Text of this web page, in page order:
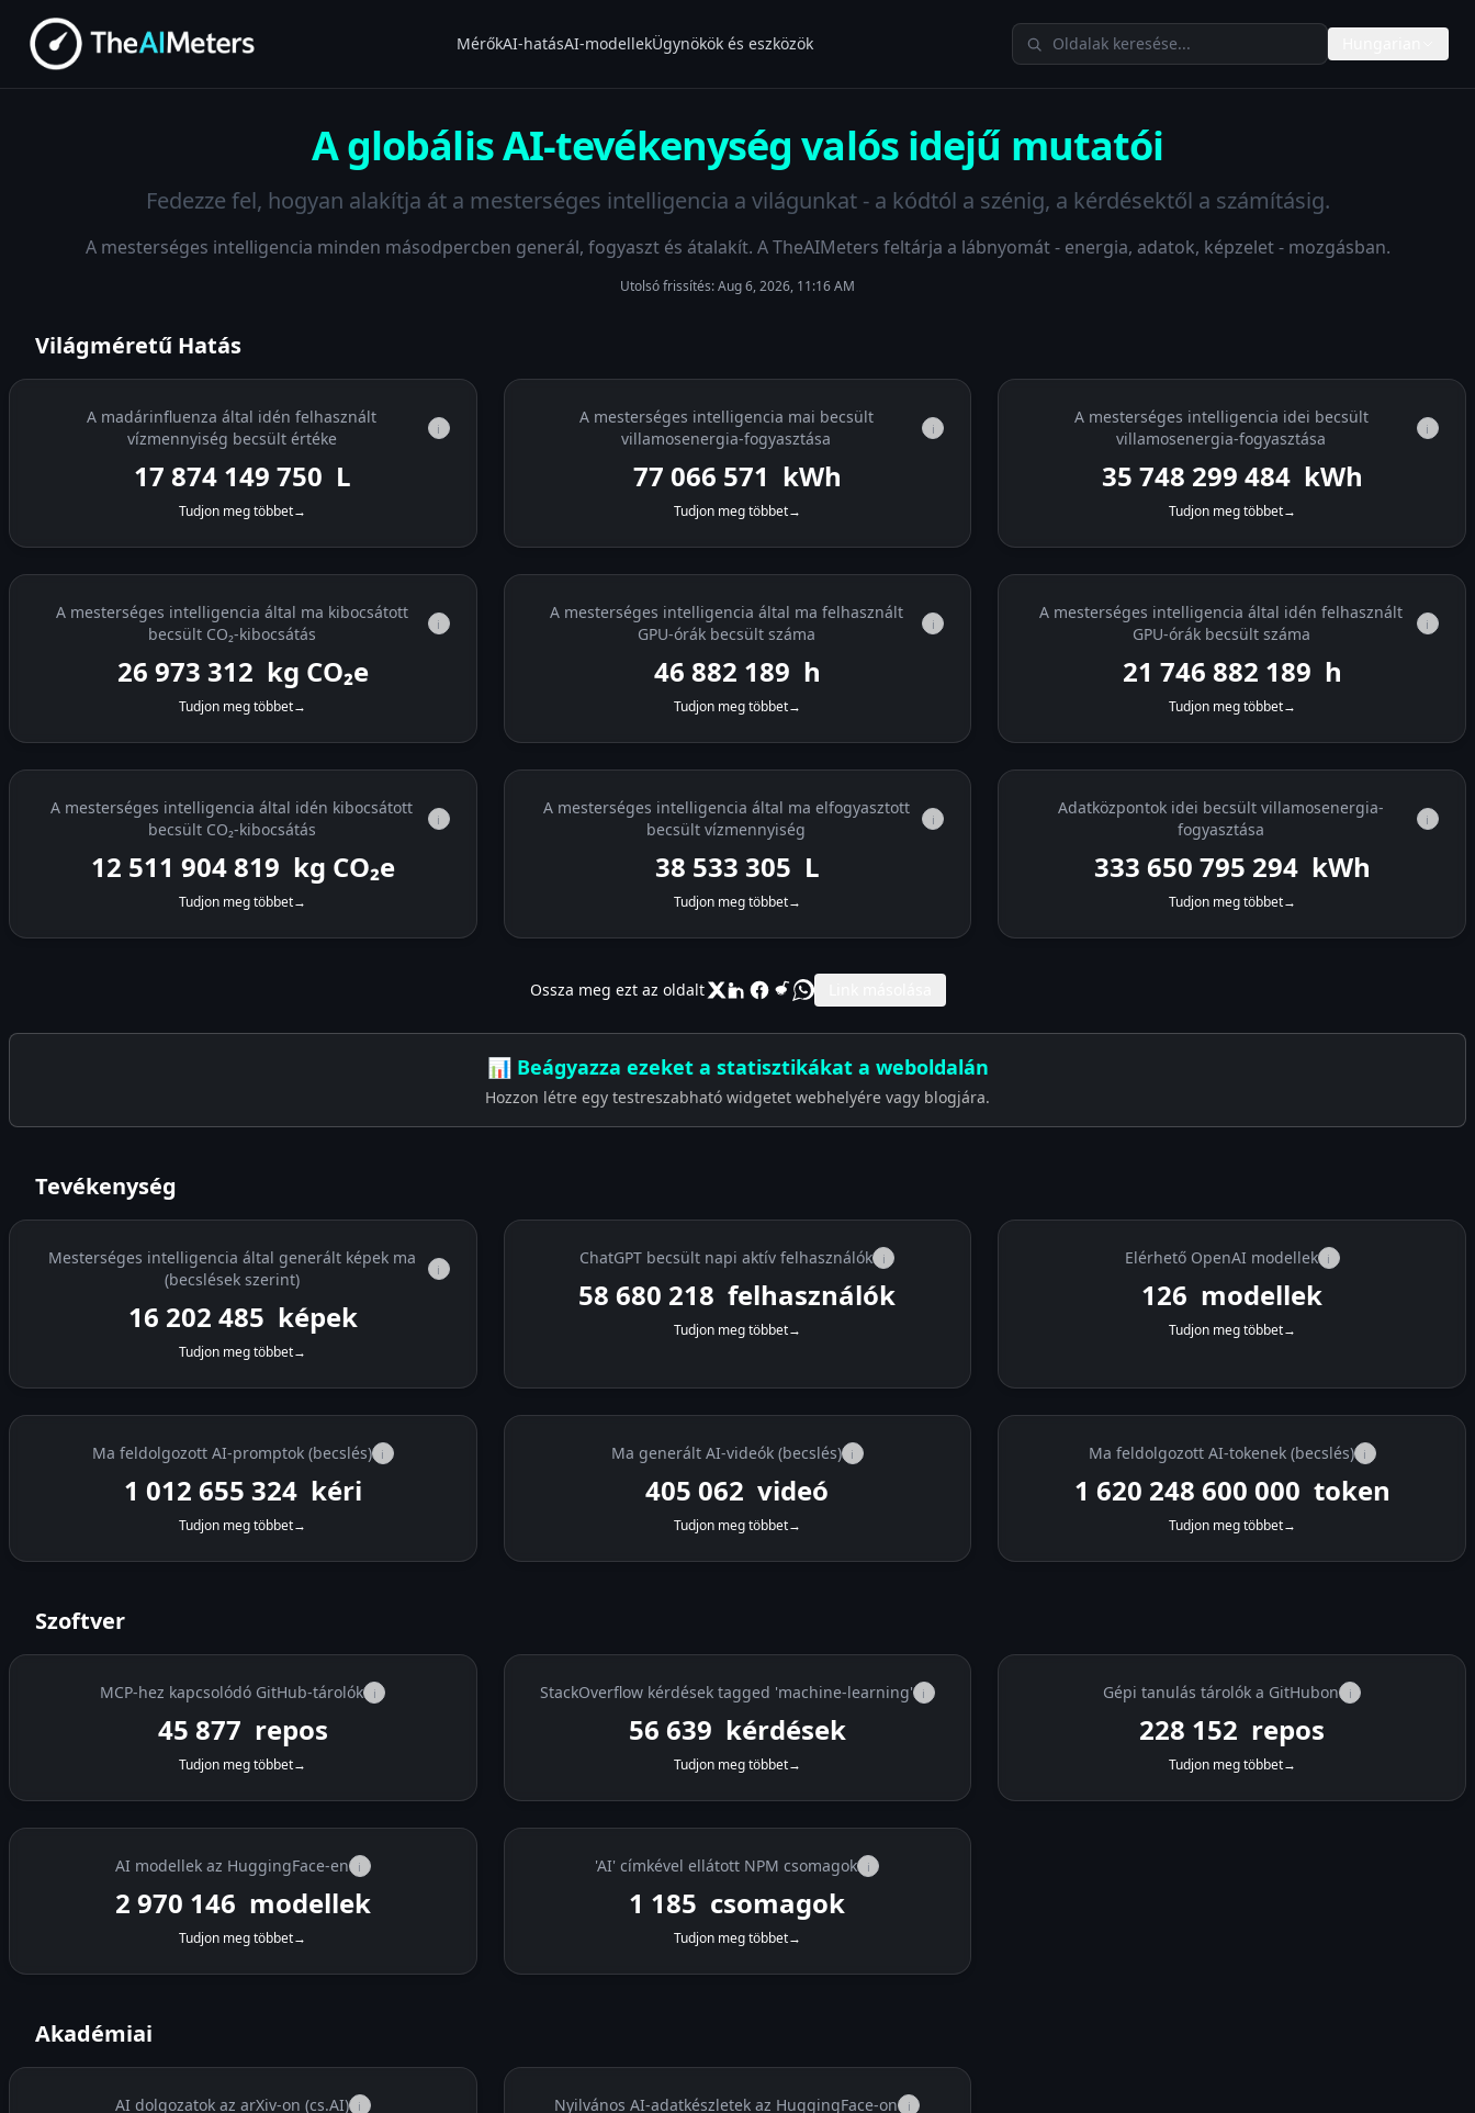
MérőkAI-hatásAI-modellekÜgynökök és eszközök Keresés a TheAIMetersen
A globális AI-tevékenység valós idejű mutatói
Fedezze fel, hogyan alakítja át a mesterséges intelligencia a világunkat - a kódtól a szénig, a kérdésektől a számításig.
A mesterséges intelligencia minden másodpercben generál, fogyaszt és átalakít. A TheAIMeters feltárja a lábnyomát - energia, adatok, képzelet - mozgásban.
Utolsó frissítés:Aug 6, 2026, 11:16 AM
Világméretű Hatás
A madárinfluenza által idén felhasznált
vízmennyiség becsült értéke
i
17 874 150 561 L
Tudjon meg többet→
A mesterséges intelligencia mai becsült
villamosenergia-fogyasztása
i
77 068 192 kWh
Tudjon meg többet→
A mesterséges intelligencia idei becsült
villamosenergia-fogyasztása
i
35 748 301 105 kWh
Tudjon meg többet→
A mesterséges intelligencia által ma kibocsátott
becsült CO₂-kibocsátás
i
26 973 880 kg CO₂e
Tudjon meg többet→
A mesterséges intelligencia által ma felhasznált
GPU-órák becsült száma
i
46 883 175 h
Tudjon meg többet→
A mesterséges intelligencia által idén felhasznált
GPU-órák becsült száma
i
21 746 883 175 h
Tudjon meg többet→
A mesterséges intelligencia által idén kibocsátott
becsült CO₂-kibocsátás
i
12 511 905 387 kg CO₂e
Tudjon meg többet→
A mesterséges intelligencia által ma elfogyasztott
becsült vízmennyiség
i
38 534 116 L
Tudjon meg többet→
Adatközpontok idei becsült villamosenergia-
fogyasztása
i
333 650 810 423 kWh
Tudjon meg többet→
Ossza meg ezt az oldalt
📊 Beágyazza ezeket a statisztikákat a weboldalán
Hozzon létre egy testreszabható widgetet webhelyére vagy blogjára.
Tevékenység
Mesterséges intelligencia által generált képek ma
(becslések szerint)
i
16 202 826 képek
Tudjon meg többet→
ChatGPT becsült napi aktív felhasználók i
58 680 218 felhasználók
Tudjon meg többet→
Elérhető OpenAI modellek i
126 modellek
Tudjon meg többet→
Ma feldolgozott AI-promptok (becslés) i
1 012 676 624 kéri
Tudjon meg többet→
Ma generált AI-videók (becslés) i
405 070 videó
Tudjon meg többet→
Ma feldolgozott AI-tokenek (becslés) i
1 620 282 680 000 token
Tudjon meg többet→
Szoftver
MCP-hez kapcsolódó GitHub-tárolók i
45 877 repos
Tudjon meg többet→
StackOverflow kérdések tagged 'machine-learning' i
56 639 kérdések
Tudjon meg többet→
Gépi tanulás tárolók a GitHubon i
228 152 repos
Tudjon meg többet→
AI modellek az HuggingFace-en i
2 970 146 modellek
Tudjon meg többet→
'AI' címkével ellátott NPM csomagok i
1 185 csomagok
Tudjon meg többet→
Akadémiai
AI dolgozatok az arXiv-on (cs.AI) i Nyilvános AI-adatkészletek az HuggingFace-on i